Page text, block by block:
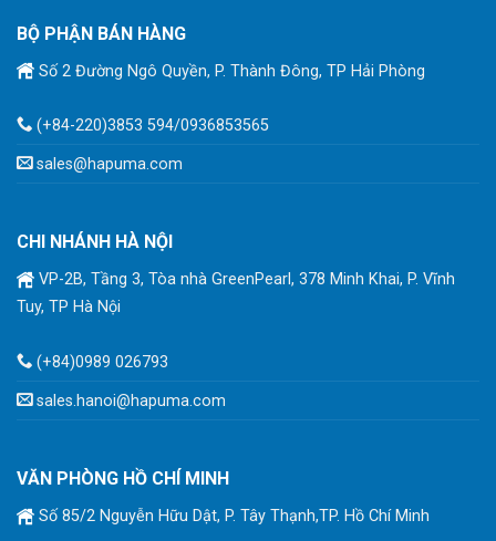
BỘ PHẬN BÁN HÀNG
Số 2 Đường Ngô Quyền, P. Thành Đông, TP Hải Phòng
(+84-220)3853 594/0936853565
sales@hapuma.com
CHI NHÁNH HÀ NỘI
VP-2B, Tầng 3, Tòa nhà GreenPearl, 378 Minh Khai, P. Vĩnh
Tuy, TP Hà Nội
(+84)0989 026793
sales.hanoi@hapuma.com
VĂN PHÒNG HỒ CHÍ MINH
Số 85/2 Nguyễn Hữu Dật, P. Tây Thạnh,TP. Hồ Chí Minh